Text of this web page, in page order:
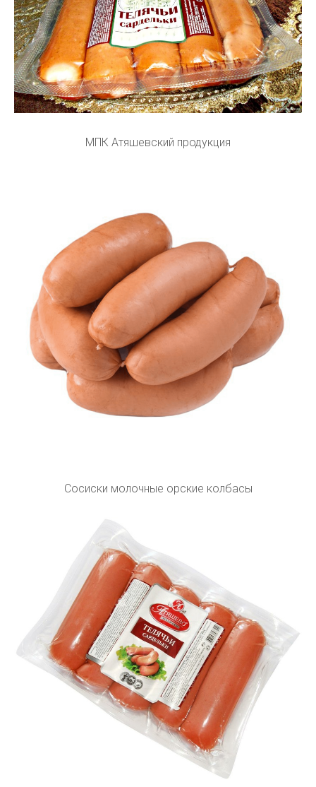
МПК Атяшевский продукция
Сосиски молочные орские колбасы